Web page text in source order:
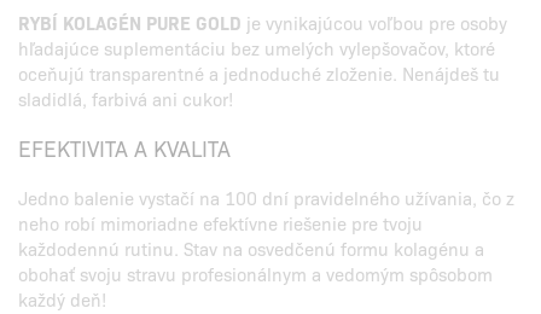
RYBÍ KOLAGÉN PURE GOLD je vynikajúcou voľbou pre osoby
hľadajúce suplementáciu bez umelých vylepšovačov, ktoré
oceňujú transparentné a jednoduché zloženie. Nenájdeš tu
sladidlá, farbivá ani cukor!
EFEKTIVITA A KVALITA
Jedno balenie vystačí na 100 dní pravidelného užívania, čo z
neho robí mimoriadne efektívne riešenie pre tvoju
každodennú rutinu. Stav na osvedčenú formu kolagénu a
obohať svoju stravu profesionálnym a vedomým spôsobom
každý deň!